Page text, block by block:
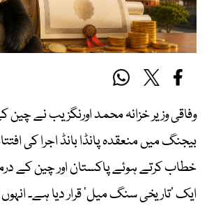
وفاقی وزیر خزانہ محمد اورنگزیب نے چین
بیجنگ میں منعقدہ پانڈا بانڈ اجرا کی
خطاب کرتے ہوئے پاکستان اور چین کے
ایک ’تاریخی سنگ میل‘ قرار دیا ہے۔